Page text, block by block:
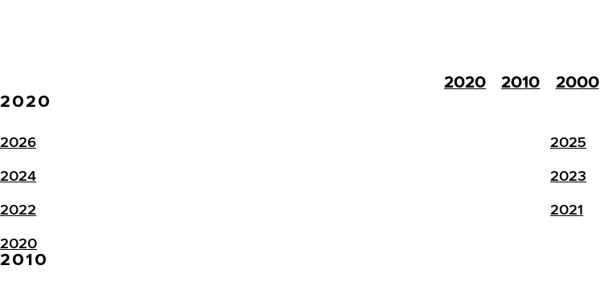
2020 2010 2000
2020
2026
2025
2024
2023
2022
2021
2020
2010